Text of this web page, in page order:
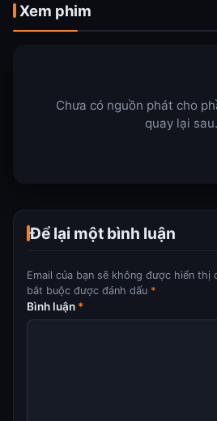
Xem thêm
Xem phim
Chưa có nguồn phát cho
quay lại sau.
Để lại một bình luận
Email của bạn sẽ không được hiển thị
bắt buộc được đánh dấu *
Bình luận *